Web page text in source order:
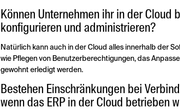
Können Unternehmen ihr in der Cloud
konfigurieren und administrieren?
Natürlich kann auch in der Cloud alles innerhalb der
wie Pflegen von Benutzerberechtigungen, das
gewohnt erledigt werden.
Bestehen Einschränkungen bei
wenn das ERP in der Cloud betrieben